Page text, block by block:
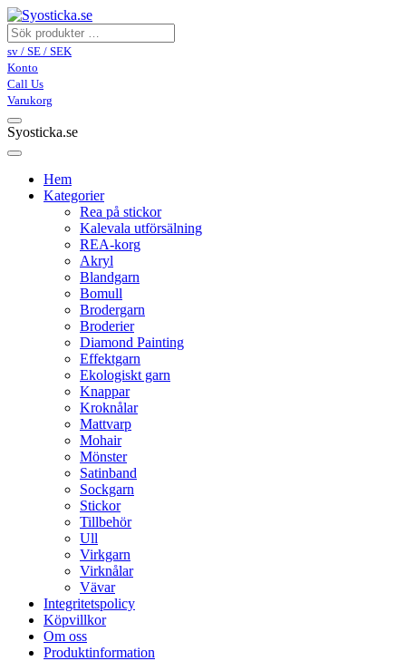
sv / SE / SEK
Konto
Call Us
Varukorg
Syosticka.se
Hem
Kategorier
Rea på stickor
Kalevala utförsälning
REA-korg
Akryl
Blandgarn
Bomull
Brodergarn
Broderier
Diamond Painting
Effektgarn
Ekologiskt garn
Knappar
Kroknålar
Mattvarp
Mohair
Mönster
Satinband
Sockgarn
Stickor
Tillbehör
Ull
Virkgarn
Virknålar
Vävar
Integritetspolicy
Köpvillkor
Om oss
Produktinformation